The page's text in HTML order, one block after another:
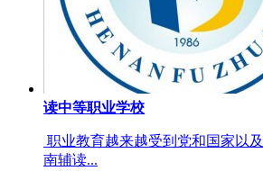
读中等职业学校
职业教育越来越受到党和国家以
南辅读...